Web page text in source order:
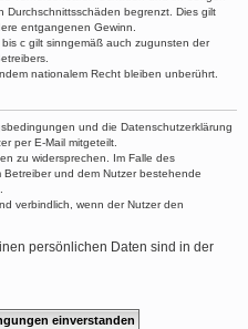
Durchschnittsschäden begrenzt. Dies gilt
entgangenen Gewinn.
c gilt sinngemäß auch zugunsten der
nationalem Recht bleiben unberührt.
und die Datenschutzerklärung
per E-Mail mitgeteilt.
zu widersprechen. Im Falle des
Betreiber und dem Nutzer bestehende
verbindlich, wenn der Nutzer den
persönlichen Daten sind in der